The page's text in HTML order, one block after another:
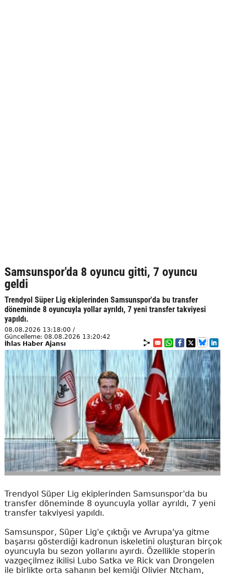
Samsunspor'da 8 oyuncu gitti, 7 oyuncu
geldi
Trendyol Süper Lig ekiplerinden Samsunspor'da bu transfer
döneminde 8 oyuncuyla yollar ayrıldı, 7 yeni transfer takviyesi
yapıldı.
08.08.2026 13:18:00 /
Güncelleme: 08.08.2026 13:20:42
İhlas Haber Ajansı
Trendyol Süper Lig ekiplerinden Samsunspor'da bu
transfer döneminde 8 oyuncuyla yollar ayrıldı, 7 yeni
transfer takviyesi yapıldı.
Samsunspor, Süper Lig'e çıktığı ve Avrupa'ya gitme
başarısı gösterdiği kadronun iskeletini oluşturan birçok
oyuncuyla bu sezon yollarını ayırdı. Özellikle stoperin
vazgeçilmez ikilisi Lubo Satka ve Rick van Drongelen
ile birlikte orta sahanın bel kemiği Olivier Ntcham,